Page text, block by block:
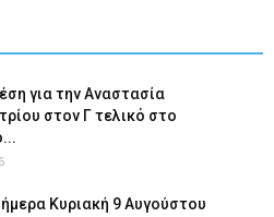
για την Αναστασία
στον Γ τελικό στο
Κυριακή 9 Αυγούστου